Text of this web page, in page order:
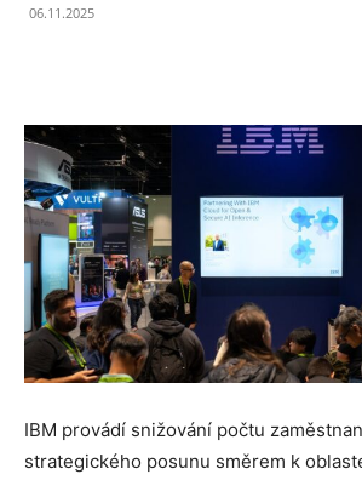
06.11.2025
IBM provádí snižování počtu
strategického posunu směrem k